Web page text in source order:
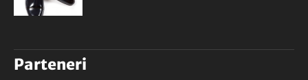
Parteneri